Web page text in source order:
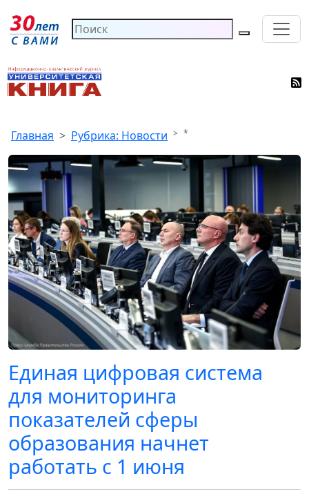
Главная Рубрика: Новости *
Единая цифровая система
для мониторинга
показателей сферы
образования начнет
работать с 1 июня